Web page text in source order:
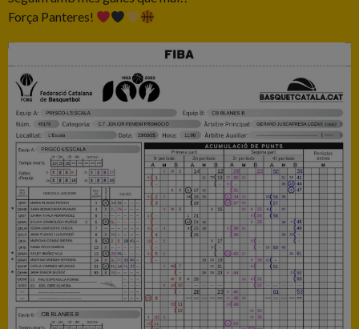
Força Panteres!